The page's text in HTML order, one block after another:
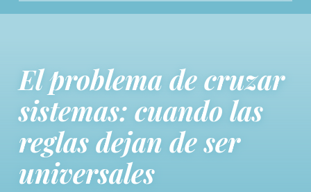
El problema de cruzar
sistemas: cuando las
reglas dejan de ser
universales